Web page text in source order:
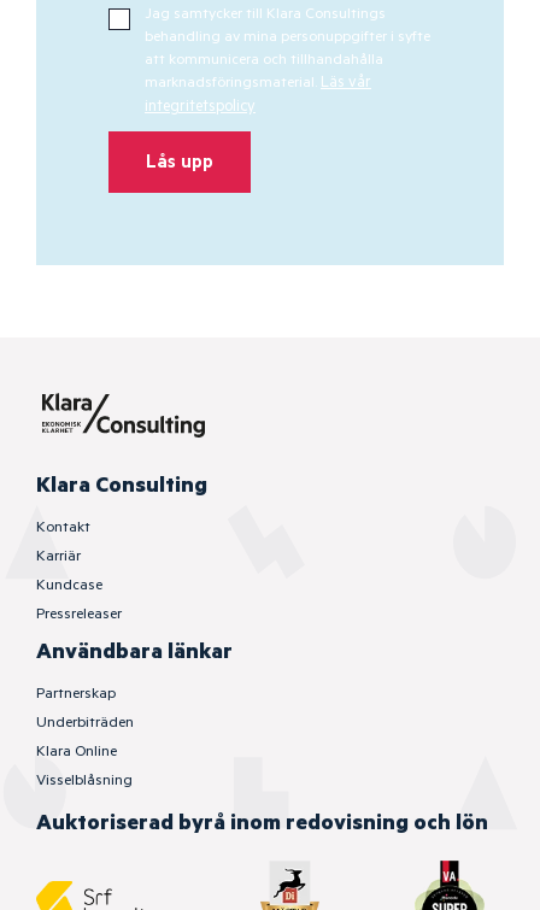
Jag samtycker till Klara Consultings
behandling av mina personuppgifter i syfte
att kommunicera och tillhandahålla
marknadsföringsmaterial. Läs vår
integritetspolicy
Lås upp
Klara Consulting
Kontakt
Karriär
Kundcase
Pressreleaser
Användbara länkar
Partnerskap
Underbiträden
Klara Online
Visselblåsning
Auktoriserad byrå inom redovisning och lön